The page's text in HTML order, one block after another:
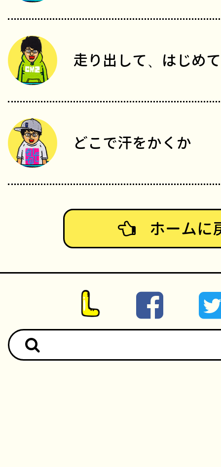
走り出して、はじめ
どこで汗をかくか
ホームに